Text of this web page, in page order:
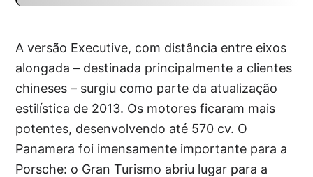
A versão Executive, com distância entre eixos
alongada – destinada principalmente a clientes
chineses – surgiu como parte da atualização
estilística de 2013. Os motores ficaram mais
potentes, desenvolvendo até 570 cv. O
Panamera foi imensamente importante para a
Porsche: o Gran Turismo abriu lugar para a